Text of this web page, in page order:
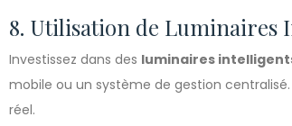
8. Utilisation de Luminaires
Investissez dans des luminaires
mobile ou un système de gestion
réel.